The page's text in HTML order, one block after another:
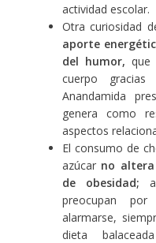
actividad escolar.
Otra curiosidad
aporte
del humor, que
cuerpo
Anandamida
genera como
aspectos
El consumo de
azúcar no
de obesidad;
preocupan
alarmarse,
dieta